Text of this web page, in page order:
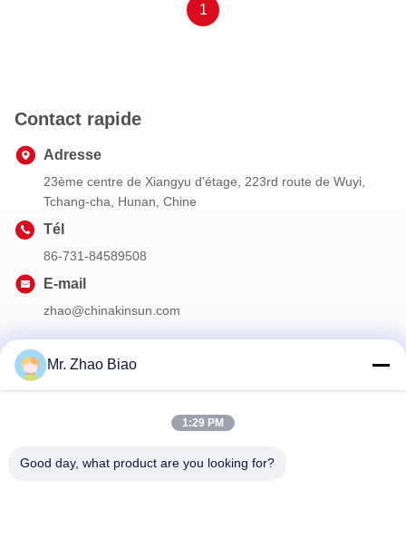
1
Contact rapide
Adresse
23ème centre de Xiangyu d'étage, 223rd route de Wuyi,
Tchang-cha, Hunan, Chine
Tél
86-731-84589508
E-mail
zhao@chinakinsun.com
encore.
Mr. Zhao Biao
1:29 PM
Good day, what product are you looking for?